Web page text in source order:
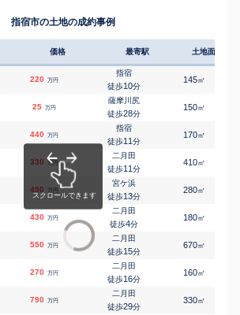
指宿市の土地の成約事例
価格 最寄駅 土地面積
220 万円
指宿
徒歩10分
145㎡
25 万円
薩摩川尻
徒歩28分
150㎡
440 万円
指宿
徒歩11分
170㎡
330 万円
二月田
徒歩11分
410㎡
490 万円
宮ケ浜
徒歩13分
280㎡
430 万円
二月田
徒歩4分
180㎡
550 万円
二月田
徒歩15分
670㎡
270 万円
二月田
徒歩16分
160㎡
790 万円
二月田
徒歩29分
330㎡